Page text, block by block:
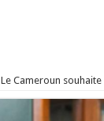
Le Cameroun